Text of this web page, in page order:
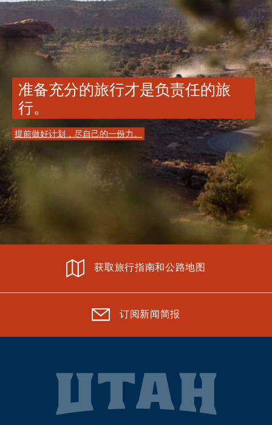
准备充分的旅行才是负责任的旅
行。
提前做好计划，尽自己的一份力。
获取旅行指南和公路地图
订阅新闻简报